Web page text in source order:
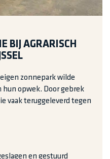
BIJ AGRARISCH
zonnepark wilde
opwek. Door gebrek
vaak teruggeleverd tegen
en gestuurd